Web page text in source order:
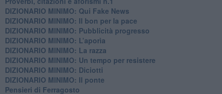
DIZIONARIO MINIMO: Qui Fake News
DIZIONARIO MINIMO: ​Il bon per la pace
DIZIONARIO MINIMO: Pubblicità progresso
DIZIONARIO MINIMO: L’aporìa
DIZIONARIO MINIMO: La razza
DIZIONARIO MINIMO: Un tempo per resistere
DIZIONARIO MINIMO: Diciotti
DIZIONARIO MINIMO: Il ponte
Pensieri di Ferragosto